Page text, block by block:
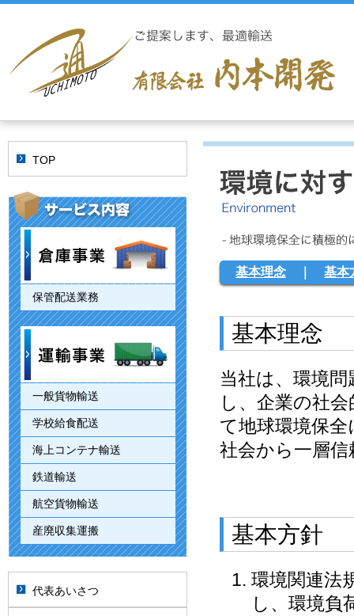
TOP
保管配送業務
一般貨物輸送
学校給食配送
海上コンテナ輸送
鉄道輸送
航空貨物輸送
産廃収集運搬
代表あいさつ
基本理念 基本
基本理念
当社は、環境
し、企業の社
て地球環境保
社会から一層
基本方針
環境関連法
し、環境負